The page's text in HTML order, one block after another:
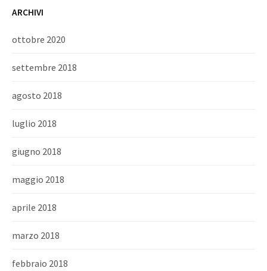
ARCHIVI
ottobre 2020
settembre 2018
agosto 2018
luglio 2018
giugno 2018
maggio 2018
aprile 2018
marzo 2018
febbraio 2018